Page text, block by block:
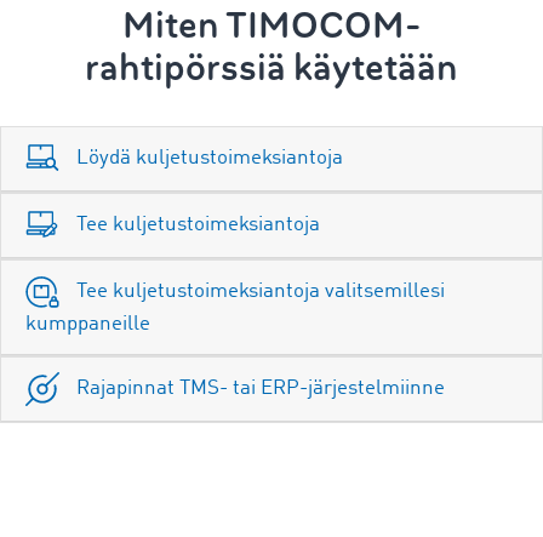
Miten TIMOCOM-
rahtipörssiä käytetään
Löydä kuljetustoimeksiantoja
Tee kuljetustoimeksiantoja
Tee kuljetustoimeksiantoja valitsemillesi
kumppaneille
Rajapinnat TMS- tai ERP-järjestelmiinne